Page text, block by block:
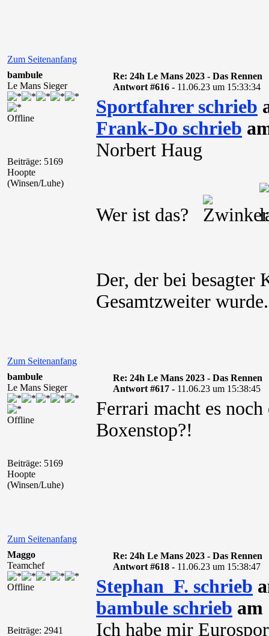
Zum Seitenanfang
bambule
Le Mans Sieger
Offline
Beiträge: 5169
Hoopte
(Winsen/Luhe)
Re: 24h Le Mans 2023 - Das Rennen
Antwort #616 - 11.06.23 um 15:33:34
Sportfahrer schrieb
Frank-Do schrieb
Norbert Haug
Wer ist das?
Der, der bei besagter
Gesamtzweiter wurde.
Zum Seitenanfang
bambule
Le Mans Sieger
Offline
Beiträge: 5169
Hoopte
(Winsen/Luhe)
Re: 24h Le Mans 2023 - Das Rennen
Antwort #617 - 11.06.23 um 15:38:45
Ferrari macht es
Boxenstop?!
Zum Seitenanfang
Maggo
Teamchef
Offline
Beiträge: 2941
Re: 24h Le Mans 2023 - Das Rennen
Antwort #618 - 11.06.23 um 15:38:47
Stephan_F. schrieb
bambule schrieb am
Ich habe mir